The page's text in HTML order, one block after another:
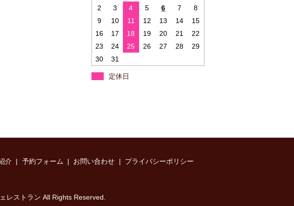
2
3 4 5 6 7
8
9
10 11 12 13 14
15
16
17 18 19 20 21
22
23
24 25 26 27 28
29
30
31
定休日
介 予約フォーム お問い合わせ
プライバシーポリシー
レストラン All Rights Reserved.